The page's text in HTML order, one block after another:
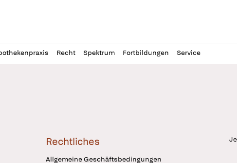
Recht Spektrum Fortbildungen Service
Rechtliches
Allgemeine Geschäftsbedingungen